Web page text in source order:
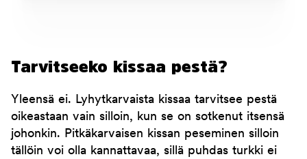
Tarvitseeko kissaa pestä?
Yleensä ei. Lyhytkarvaista kissaa tarvitsee pestä
oikeastaan vain silloin, kun se on sotkenut itsensä
johonkin. Pitkäkarvaisen kissan peseminen silloin
tällöin voi olla kannattavaa, sillä puhdas turkki ei